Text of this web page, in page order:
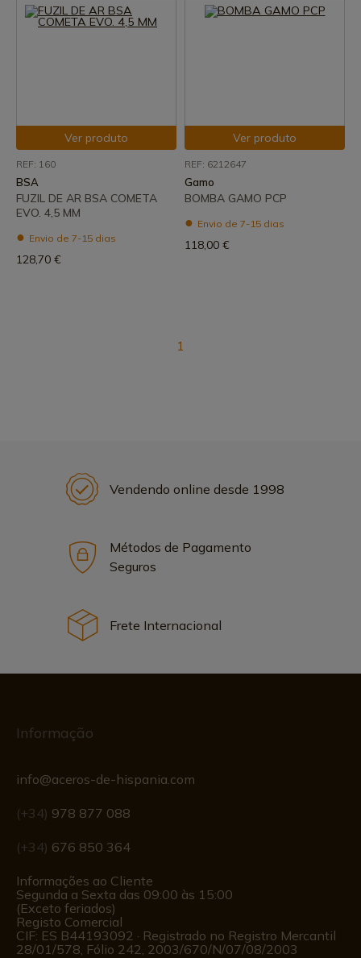
Ver produto
REF: 160
BSA
FUZIL DE AR BSA COMETA
EVO. 4,5 MM
Envio de 7-15 dias
128,70 €
Ver produto
REF: 6212647
Gamo
BOMBA GAMO PCP
Envio de 7-15 dias
118,00 €
1
Vendendo online desde 1998
Métodos de Pagamento
Seguros
Frete Internacional
Informação
info@aceros-de-hispania.com
(+34) 978 877 088
(+34) 676 850 364
Informações ao Cliente
Segunda a Sexta das 09:00 às 15:00
(Exceto feriados)
Registo Comercial
CIF: ES B44193092 · Registrado no Registro Mercantil
28/01/578, Fólio 242, 2003/670/N/07/08/2003